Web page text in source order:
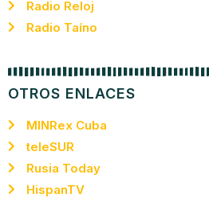
Radio Reloj
Radio Taíno
OTROS ENLACES
MINRex Cuba
teleSUR
Rusia Today
HispanTV